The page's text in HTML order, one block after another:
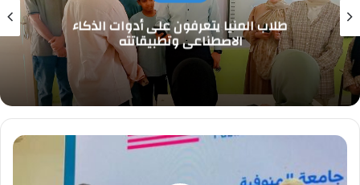
طلاب المنيا يتعرفون على أدوات الذكاء
الاصطناعي وتطبيقاتته
رئيس
المنوفية